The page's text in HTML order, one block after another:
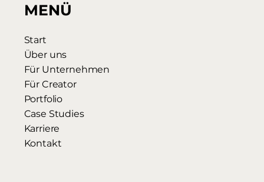
MENÜ
Start
Über uns
Für Unternehmen
Für Creator
Portfolio
Case Studies
Karriere
Kontakt